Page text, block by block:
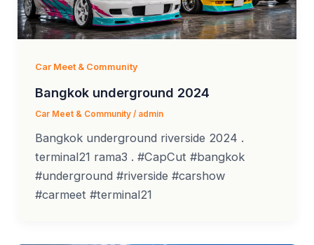
Car Meet & Community
Bangkok underground 2024
Car Meet & Community/ admin
Bangkok underground riverside 2024 .
terminal21 rama3 . #CapCut #bangkok
#underground #riverside #carshow
#carmeet #terminal21